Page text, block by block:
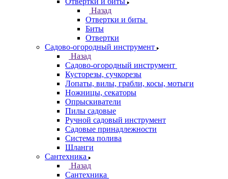
Назад
Отвертки и биты
Биты
Отвертки
Садово-огородный инструмент
Назад
Садово-огородный инструмент
Кусторезы, сучкорезы
Лопаты, вилы, грабли, косы, мотыги
Ножницы, секаторы
Опрыскиватели
Пилы садовые
Ручной садовый инструмент
Садовые принадлежности
Система полива
Шланги
Сантехника
Назад
Сантехника